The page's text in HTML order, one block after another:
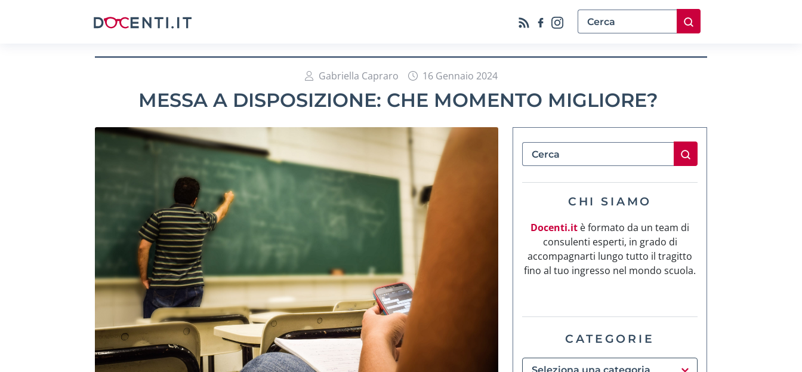
Gabriella Capraro 16 Gennaio 2024
MESSA A DISPOSIZIONE: CHE MOMENTO MIGLIORE?
CHI SIAMO
Docenti.it è formato da un team di
consulenti esperti, in grado di
accompagnarti lungo tutto il tragitto
fino al tuo ingresso nel mondo scuola.
CATEGORIE